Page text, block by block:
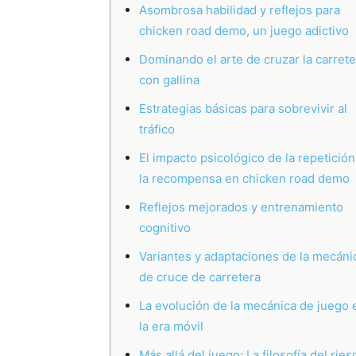
Asombrosa habilidad y reflejos para
chicken road demo, un juego adictivo
Dominando el arte de cruzar la
con gallina
Estrategias básicas para sobrevivir al
tráfico
El impacto psicológico de la
la recompensa en chicken road demo
Reflejos mejorados y entrenamiento
cognitivo
Variantes y adaptaciones de la
de cruce de carretera
La evolución de la mecánica de juego
la era móvil